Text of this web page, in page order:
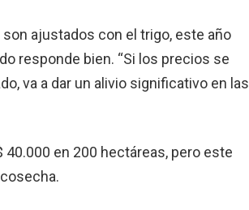
ajustados con el trigo, este año
responde bien. “Si los precios se
va a dar un alivio significativo en las
40.000 en 200 hectáreas, pero este